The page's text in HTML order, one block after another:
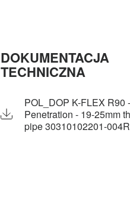
DOKUMENTACJA
TECHNICZNA
POL_DOP K-FLEX R90 -
Penetration - 19-25mm
pipe 30310102201-004R